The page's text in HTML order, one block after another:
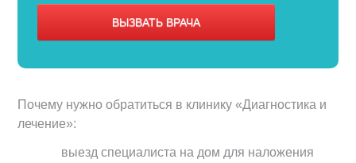
ВЫЗВАТЬ ВРАЧА
Почему нужно обратиться в клинику «Диагностика и
лечение»:
выезд специалиста на дом для наложения